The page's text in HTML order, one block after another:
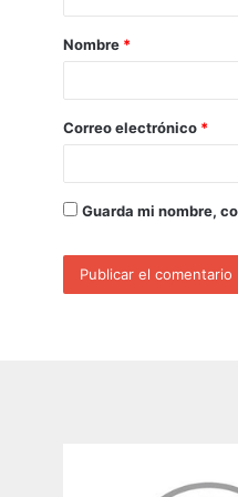
Nombre *
Correo electrónico *
Guarda mi nombre,